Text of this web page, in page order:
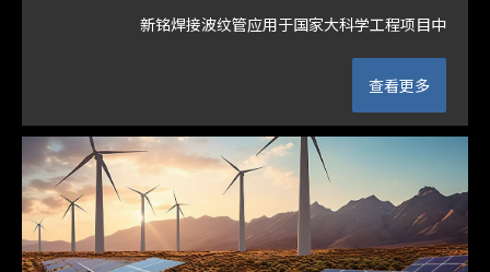
新铭焊接波纹管应用于国家大科学工程项目中
查看更多